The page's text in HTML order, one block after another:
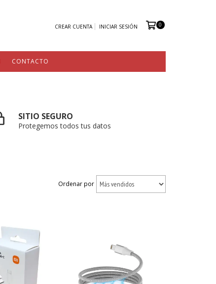
CREAR CUENTA INICIAR SESIÓN 0
CONTACTO
SITIO SEGURO
Protegemos todos tus datos
Ordenar por